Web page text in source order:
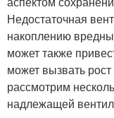
Недостаточная
накоплению
может также
может вызвать
рассмотрим
надлежащей